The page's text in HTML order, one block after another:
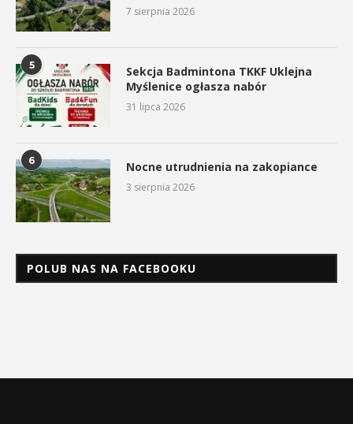
7 sierpnia 2026
5
Sekcja Badmintona TKKF Uklejna
Myślenice ogłasza nabór
31 lipca 2026
6 Nocne utrudnienia na zakopiance
3 sierpnia 2026
POLUB NAS NA FACEBOOKU